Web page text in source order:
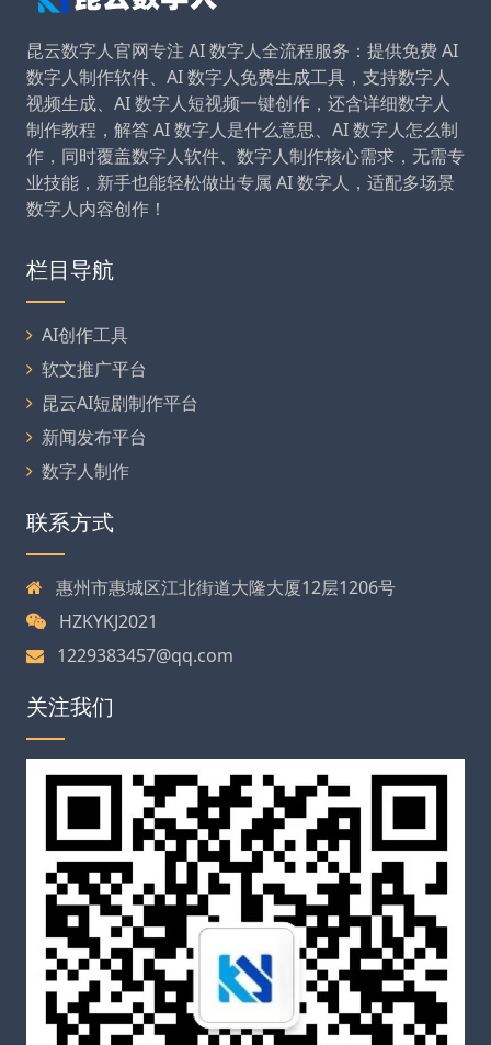
昆云数字人官网专注 AI 数字人全流程服务：提供免费 AI
数字人制作软件、AI 数字人免费生成工具，支持数字人
视频生成、AI 数字人短视频一键创作，还含详细数字人
制作教程，解答 AI 数字人是什么意思、AI 数字人怎么制
作，同时覆盖数字人软件、数字人制作核心需求，无需专
业技能，新手也能轻松做出专属 AI 数字人，适配多场景
数字人内容创作！
栏目导航
AI创作工具
软文推广平台
昆云AI短剧制作平台
新闻发布平台
数字人制作
联系方式
惠州市惠城区江北街道大隆大厦12层1206号
HZKYKJ2021
1229383457@qq.com
关注我们